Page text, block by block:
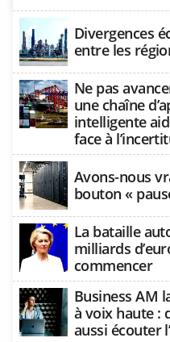
Divergences
entre les
Ne pas
une chaîne
intelligente
face à
Avons-nous
bouton «
La bataille
milliards
commencer
Business AM
à voix haute :
aussi écouter